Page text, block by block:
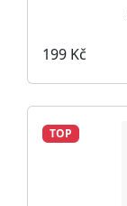
199 Kč
TOP